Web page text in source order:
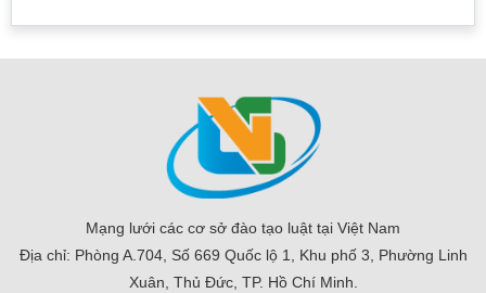
Mạng lưới các cơ sở đào tạo luật tại Việt Nam
Địa chỉ: Phòng A.704, Số 669 Quốc lộ 1, Khu phố 3, Phường Linh
Xuân, Thủ Đức, TP. Hồ Chí Minh.